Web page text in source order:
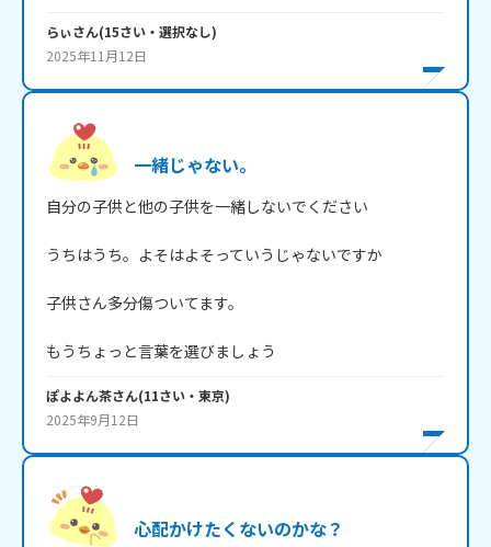
らぃさん(15さい・ 選択なし)
2025年11月12日
一緒じゃない。
自分の子供と他の子供を一緒しないでください
うちはうち。よそはよそっていうじゃないですか
子供さん多分傷ついてます。
もうちょっと言葉を選びましょう
ぽよよん茶さん(11さい・ 東京)
2025年9月12日
心配かけたくないのかな？